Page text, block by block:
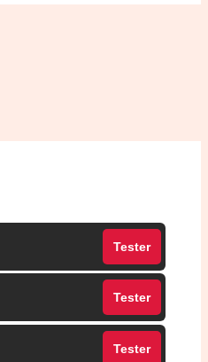
Tester
Tester
Tester